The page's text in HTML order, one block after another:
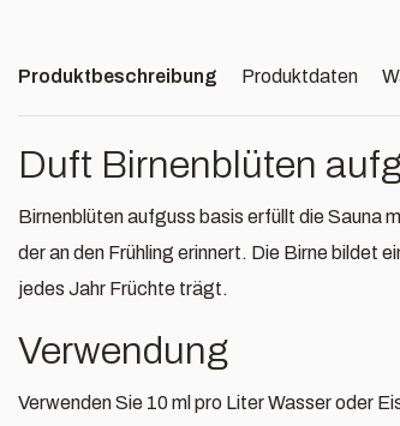
Produktbeschreibung Produktdaten
Duft Birnenblüten
Birnenblüten aufguss basis erfüllt die Sauna
der an den Frühling erinnert. Die Birne bildet
jedes Jahr Früchte trägt.
Verwendung
Verwenden Sie 10 ml pro Liter Wasser oder